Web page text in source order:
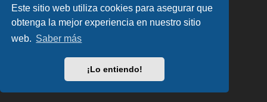
Este sitio web utiliza cookies para asegurar que
obtenga la mejor experiencia en nuestro sitio
web. Saber más
¡Lo entiendo!